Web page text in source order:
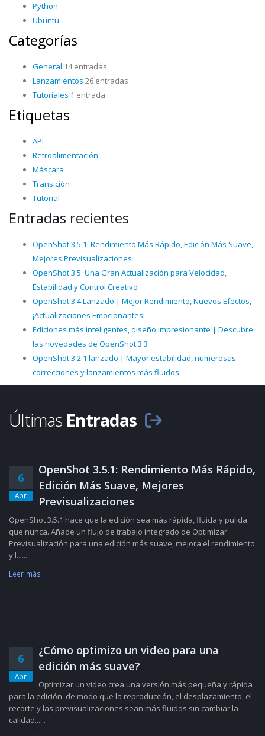
Python
Ubuntu
Categorías
General 14 entradas
Lanzamientos 26 entradas
Tutoriales 1 entrada
Etiquetas
API
Retroalimentación
Máscara
Transición
Tutorial
Entradas recientes
OpenShot 3.5.1: Rendimiento Más Rápido, Edición Más Suave,
Mejores Previsualizaciones
OpenShot 3.5: Una Gran Actualización para Velocidad,
Estabilidad y Control Creativo
OpenShot 3.4 Lanzado | Mejor Rendimiento, Nuevos Efectos,
¡Actualizaciones Emocionantes!
Ediciones más inteligentes, diseño impresionante | Descubre
las novedades de OpenShot 3.3
OpenShot 3.2.1 lanzado | Mayor estabilidad, numerosas
correcciones y lanzamientos más fluidos
Últimas Entradas
6
Abr
OpenShot 3.5.1: Rendimiento Más Rápido,
Edición Más Suave, Mejores
Previsualizaciones
OpenShot 3.5.1 hace que la edición sea más rápida, fluida y pulida
que nunca. Añade un flujo de trabajo integrado de Optimizar
Previsualización para una edición más suave, mejora el rendimiento
y l......
Leer más
6
Abr
¿Cómo optimizo un video para una
edición más suave?
Optimizar un video crea una versión más pequeña y rápida
para la edición, de modo que la reproducción, el desplazamiento, el
recorte y las previsualizaciones sean más fluidos sin cambiar la
calidad......